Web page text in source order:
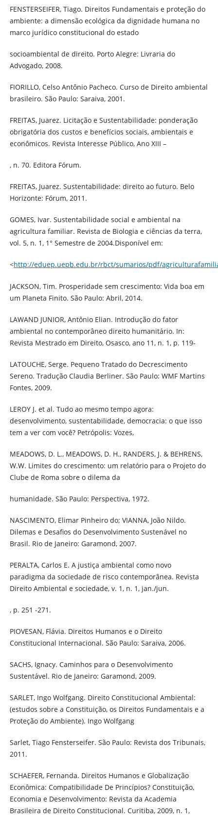
FENSTERSEIFER, Tiago. Direitos Fundamentais e proteção do
ambiente: a dimensão ecológica da dignidade humana no
marco jurídico constitucional do estado
socioambiental de direito. Porto Alegre: Livraria do
Advogado, 2008.
FIORILLO, Celso Antônio Pacheco. Curso de Direito ambiental
brasileiro. São Paulo: Saraiva, 2001.
FREITAS, Juarez. Licitação e Sustentabilidade: ponderação
obrigatória dos custos e benefícios sociais, ambientais e
econômicos. Revista Interesse Público, Ano XIII –
, n. 70. Editora Fórum.
FREITAS, Juarez. Sustentabilidade: direito ao futuro. Belo
Horizonte: Fórum, 2011.
GOMES, Ivar. Sustentabilidade social e ambiental na
agricultura familiar. Revista de Biologia e ciências da terra,
vol. 5, n. 1, 1° Semestre de 2004.Disponível em:
<http://eduep.uepb.edu.br/rbct/sumarios/pdf/
JACKSON, Tim. Prosperidade sem crescimento: Vida boa em
um Planeta Finito. São Paulo: Abril, 2014.
LAWAND JUNIOR, Antônio Elian. Introdução do fator
ambiental no contemporâneo direito humanitário. In:
Revista Mestrado em Direito, Osasco, ano 11, n. 1, p. 119-
LATOUCHE, Serge. Pequeno Tratado do Decrescimento
Sereno. Tradução Claudia Berliner. São Paulo: WMF Martins
Fontes, 2009.
LEROY J. et al. Tudo ao mesmo tempo agora:
desenvolvimento, sustentabilidade, democracia: o que isso
tem a ver com você? Petrópolis: Vozes,
MEADOWS, D. L., MEADOWS, D. H., RANDERS, J. & BEHRENS,
W.W. Limites do crescimento: um relatório para o Projeto do
Clube de Roma sobre o dilema da
humanidade. São Paulo: Perspectiva, 1972.
NASCIMENTO, Elimar Pinheiro do; VIANNA, João Nildo.
Dilemas e Desafios do Desenvolvimento Sustenável no
Brasil. Rio de Janeiro: Garamond, 2007.
PERALTA, Carlos E. A justiça ambiental como novo
paradigma da sociedade de risco contemporânea. Revista
Direito Ambiental e sociedade, v. 1, n. 1, jan./jun.
, p. 251 -271.
PIOVESAN, Flávia. Direitos Humanos e o Direito
Constitucional Internacional. São Paulo: Saraiva, 2006.
SACHS, Ignacy. Caminhos para o Desenvolvimento
Sustentável. Rio de Janeiro: Garamond, 2009.
SARLET, Ingo Wolfgang. Direito Constitucional Ambiental:
(estudos sobre a Constituição, os Direitos Fundamentais e a
Proteção do Ambiente). Ingo Wolfgang
Sarlet, Tiago Fensterseifer. São Paulo: Revista dos Tribunais,
2011.
SCHAEFER, Fernanda. Direitos Humanos e Globalização
Econômica: Compatibilidade De Princípios? Constituição,
Economia e Desenvolvimento: Revista da Academia
Brasileira de Direito Constitucional. Curitiba, 2009, n. 1,